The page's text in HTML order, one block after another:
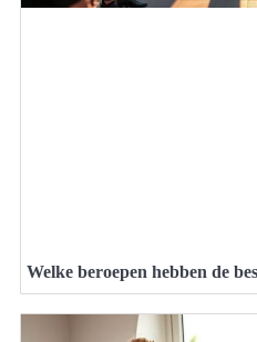
Welke beroepen hebben de